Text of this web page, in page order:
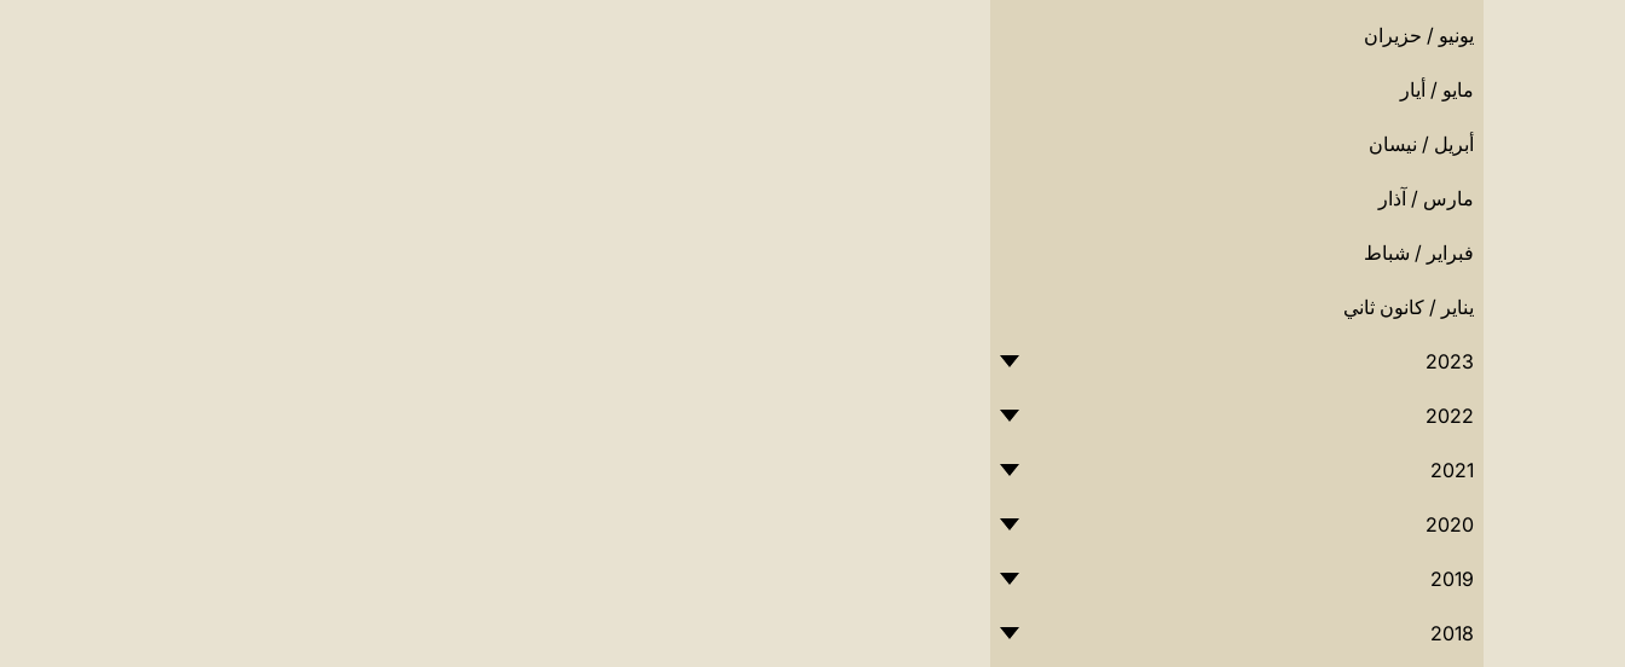
يونيو / حزيران
مايو / أيار
أبريل / نيسان
مارس / آذار
فبراير / شباط
يناير / كانون ثاني
2023
2022
2021
2020
2019
2018